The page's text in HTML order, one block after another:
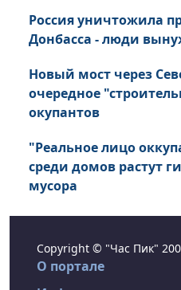
Россия уничтожила
Донбасса - люди
Новый мост через
очередное
окупантов
"Реальное лицо
среди домов растут
мусора
Copyright © "Час Пик"
О портале